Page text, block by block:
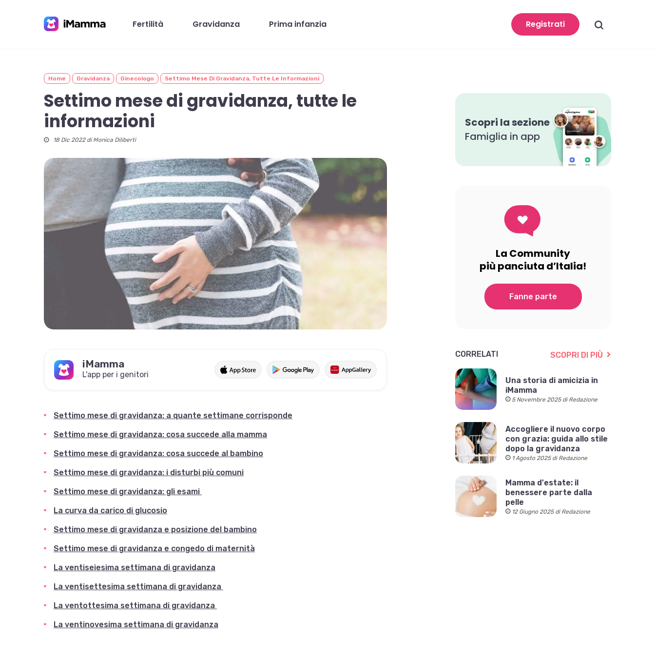
Premi invio per cercare o ESC per chiudere
Fertilità Gravidanza Prima infanzia Registrati search
Home Gravidanza Ginecologo Settimo Mese Di Gravidanza, Tutte Le Informazioni
Settimo mese di gravidanza, tutte le
informazioni
18 Dic 2022 di Monica Diliberti
iMamma
L'app per i genitori
Settimo mese di gravidanza: a quante settimane corrisponde
Settimo mese di gravidanza: cosa succede alla mamma
Settimo mese di gravidanza: cosa succede al bambino
Settimo mese di gravidanza: i disturbi più comuni
Settimo mese di gravidanza: gli esami
La curva da carico di glucosio
Settimo mese di gravidanza e posizione del bambino
Settimo mese di gravidanza e congedo di maternità
La ventiseiesima settimana di gravidanza
La ventisettesima settimana di gravidanza
La ventottesima settimana di gravidanza
La ventinovesima settimana di gravidanza
Scopri la sezione
Famiglia in app
La Community
più panciuta d’Italia!
Fanne parte
CORRELATI SCOPRI DI PIÙ
Una storia di amicizia in
iMamma
5 Novembre 2025 di Redazione
Accogliere il nuovo corpo
con grazia: guida allo stile
dopo la gravidanza
1 Agosto 2025 di Redazione
Mamma d'estate: il
benessere parte dalla
pelle
12 Giugno 2025 di Redazione